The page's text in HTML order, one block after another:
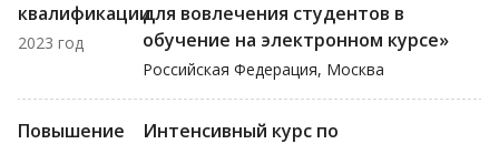
квалификации
2023 год
для вовлечения студентов в
обучение на электронном курсе»
Российская Федерация, Москва
Повышение
Интенсивный курс по